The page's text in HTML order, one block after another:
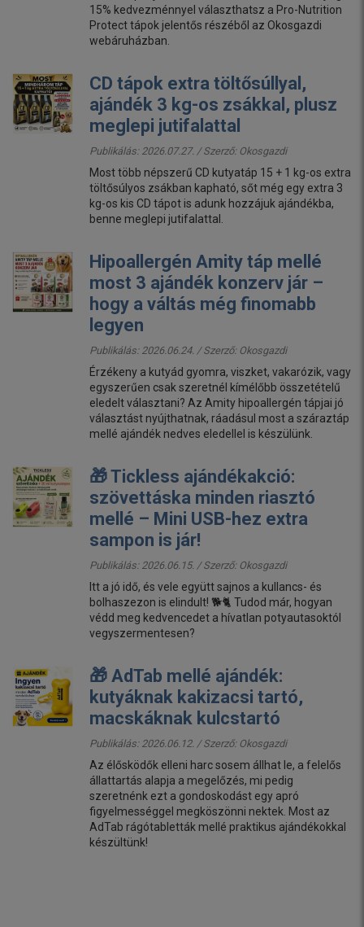
15% kedvezménnyel választhatsz a Pro-Nutrition
Protect tápok jelentős részéből az Okosgazdi
webáruházban.
CD tápok extra töltősúllyal,
ajándék 3 kg-os zsákkal, plusz
meglepi jutifalattal
Publikálás: 2026.07.27. / Szerző: Okosgazdi
Most több népszerű CD kutyatáp 15 + 1 kg-os extra
töltősúlyos zsákban kapható, sőt még egy extra 3
kg-os kis CD tápot is adunk hozzájuk ajándékba,
benne meglepi jutifalattal.
Hipoallergén Amity táp mellé
most 3 ajándék konzerv jár –
hogy a váltás még finomabb
legyen
Publikálás: 2026.06.24. / Szerző: Okosgazdi
Érzékeny a kutyád gyomra, viszket, vakarózik, vagy
egyszerűen csak szeretnél kímélőbb összetételű
eledelt választani? Az Amity hipoallergén tápjai jó
választást nyújthatnak, ráadásul most a száraztáp
mellé ajándék nedves eledellel is készülünk.
🎁 Tickless ajándékakció:
szövettáska minden riasztó
mellé – Mini USB-hez extra
sampon is jár!
Publikálás: 2026.06.15. / Szerző: Okosgazdi
Itt a jó idő, és vele együtt sajnos a kullancs- és
bolhaszezon is elindult! 🐕🐈 Tudod már, hogyan
védd meg kedvencedet a hívatlan potyautasoktól
vegyszermentesen?
🎁 AdTab mellé ajándék:
kutyáknak kakizacsi tartó,
macskáknak kulcstartó
Publikálás: 2026.06.12. / Szerző: Okosgazdi
Az élősködők elleni harc sosem állhat le, a felelős
állattartás alapja a megelőzés, mi pedig
szeretnénk ezt a gondoskodást egy apró
figyelmességgel megköszönni nektek. Most az
AdTab rágótabletták mellé praktikus ajándékokkal
készültünk!